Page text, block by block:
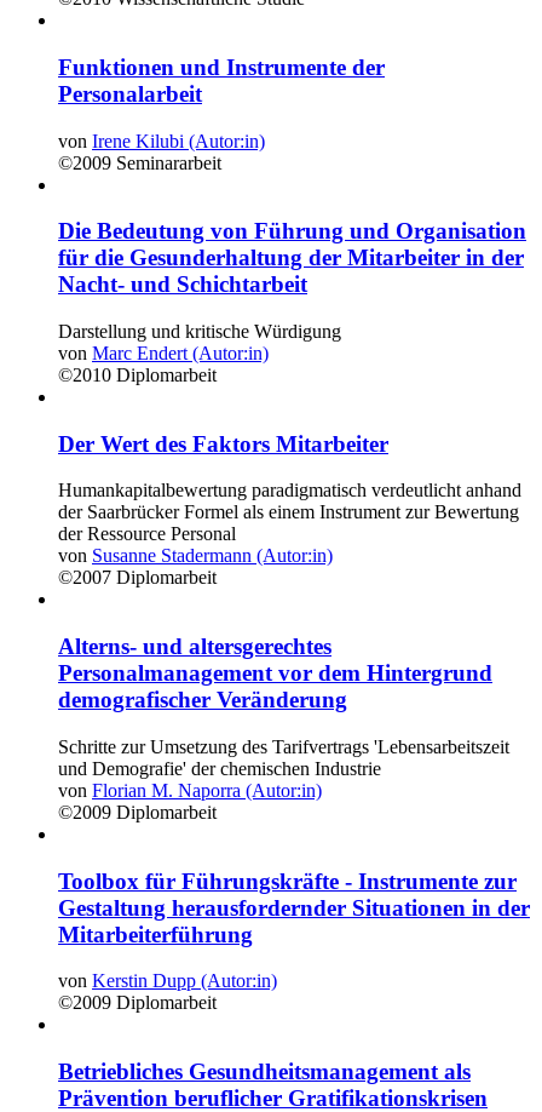
Funktionen und Instrumente der
Personalarbeit
von Irene Kilubi (Autor:in)
©2009 Seminararbeit
Die Bedeutung von Führung und Organisation
für die Gesunderhaltung der Mitarbeiter in der
Nacht- und Schichtarbeit
Darstellung und kritische Würdigung
von Marc Endert (Autor:in)
©2010 Diplomarbeit
Der Wert des Faktors Mitarbeiter
Humankapitalbewertung paradigmatisch verdeutlicht anhand
der Saarbrücker Formel als einem Instrument zur Bewertung
der Ressource Personal
von Susanne Stadermann (Autor:in)
©2007 Diplomarbeit
Alterns- und altersgerechtes
Personalmanagement vor dem Hintergrund
demografischer Veränderung
Schritte zur Umsetzung des Tarifvertrags 'Lebensarbeitszeit
und Demografie' der chemischen Industrie
von Florian M. Naporra (Autor:in)
©2009 Diplomarbeit
Toolbox für Führungskräfte - Instrumente zur
Gestaltung herausfordernder Situationen in der
Mitarbeiterführung
von Kerstin Dupp (Autor:in)
©2009 Diplomarbeit
Betriebliches Gesundheitsmanagement als
Prävention beruflicher Gratifikationskrisen